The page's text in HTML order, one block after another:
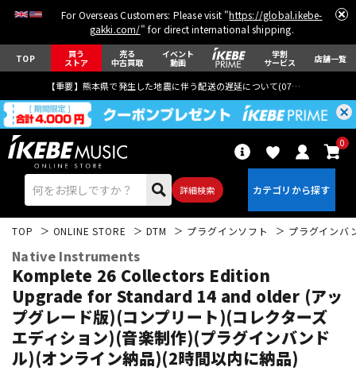
For Overseas Customers: Please visit "https://global.ikebe-
gakki.com/" for direct international shipping.
TOP 買う
ストア
売る
中古買取
イベント
動画
学割
サービス 店舗一覧
【重要】熊本県で発生した地震に伴う配送の遅延について(07月29日
詳細検索
0
エレキギター アコギ/エレアコ
TOP ONLINE STORE DTM プラグインソフト プラグインバ
Native Instruments
Komplete 26 Collectors Edition
Upgrade for Standard 14 and older (アッ
プグレード版)(コンプリート)(コレクターズ
エディション)(音楽制作)(プラグインバンド
ル)(オンライン納品)(2時間以内に納品)